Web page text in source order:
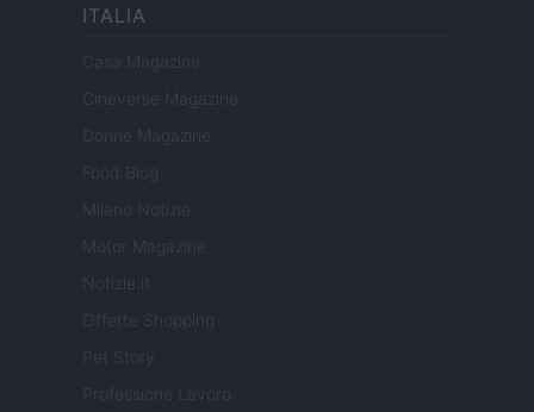
ITALIA
Casa Magazine
Cineverse Magazine
Donne Magazine
Food Blog
Milano Notizie
Motor Magazine
Notizie.it
Offerte Shopping
Professione Lavoro